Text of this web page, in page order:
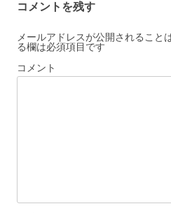
コメントを残す
メールアドレスが公開されること
る欄は必須項目です
コメント